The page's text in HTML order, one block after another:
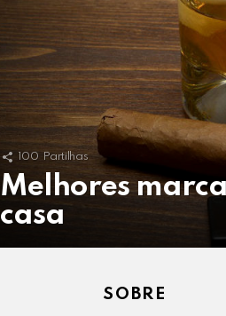
100 Partilhas
Melhores
casa
SOBRE